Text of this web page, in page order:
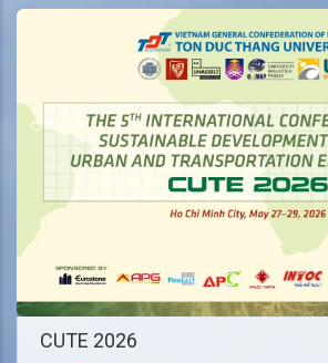
CUTE 2026